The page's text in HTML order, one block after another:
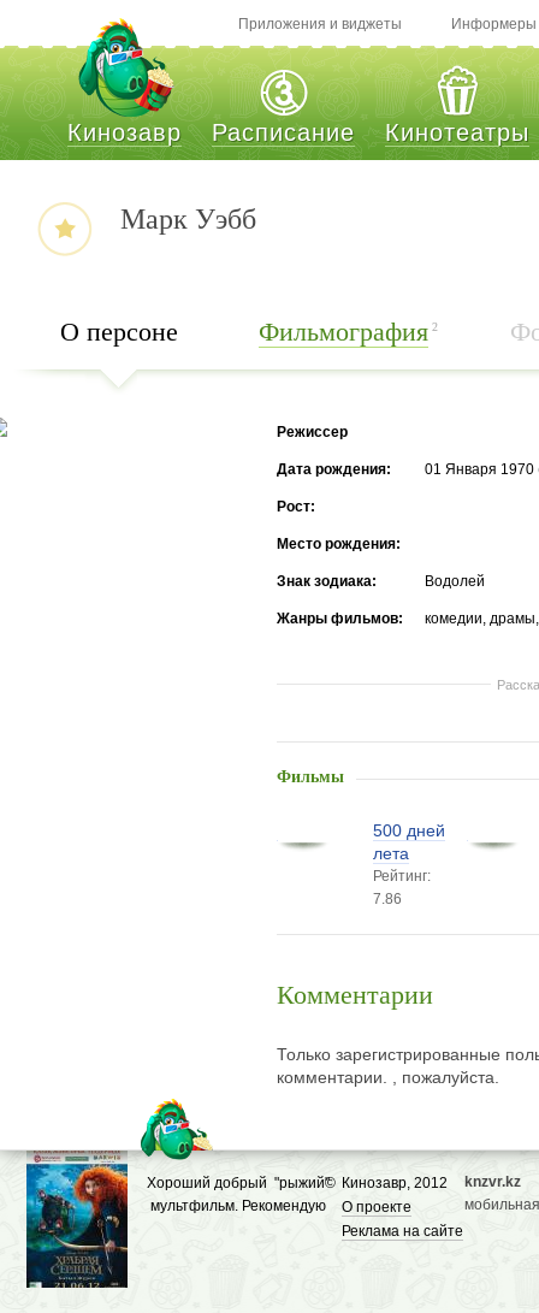
Приложения и виджеты Информеры
Кинозавр Расписание Кинотеатры
Марк Уэбб
О персоне Фильмография 2
Режиссер
Дата рождения: 01 Января 1970
Рост:
Место рождения:
Знак зодиака: Водолей
Жанры фильмов: комедии,
Фильмы
500 дней
лета
Рейтинг:
7.86
Комментарии
Только зарегистрированные
комментарии. , пожалуйста.
© Кинозавр, 2012
О проекте
Реклама на сайте
Хороший добрый "рыжий"
мультфильм. Рекомендую
knzvr.kz